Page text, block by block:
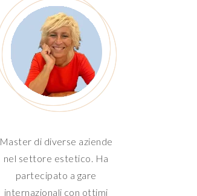
Master di diverse aziende
nel settore estetico. Ha
partecipato a gare
internazionali con ottimi